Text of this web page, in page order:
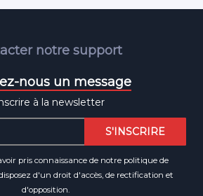
notre support
nous un message
à la newsletter
pris connaissance de notre politique de
d'un droit d'accès, de rectification et
d'opposition.